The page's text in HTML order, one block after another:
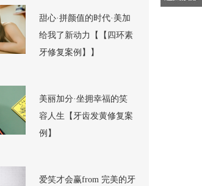
甜心·拼颜值的时代·美加
给我了新动力【【四环素
牙修复案例】】
美丽加分·坐拥幸福的笑
容人生【牙齿发黄修复案
例】
爱笑才会赢from 完美的牙